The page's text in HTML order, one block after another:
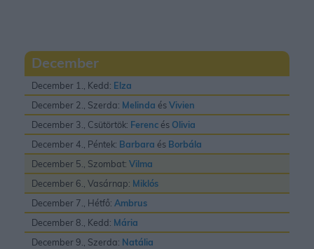
December
December 1., Kedd: Elza
December 2., Szerda: Melinda ésVivien
December 3., Csütörtök: Ferenc és Olivia
December 4., Péntek: Barbara és Borbála
December 5., Szombat: Vilma
December 6., Vasárnap: Miklós
December 7., Hétfő: Ambrus
December 8., Kedd: Mária
December 9., Szerda: Natália